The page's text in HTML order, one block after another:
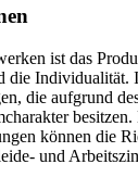
ist das
die Individualität.
die aufgrund
können die
und